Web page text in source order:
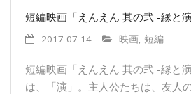
短編映画「えんえん 其の弐 -縁と
2017-07-14 映画, 短編
短編映画「えんえん 其の弐 -縁と
は、「演」。主人公たちは、友人